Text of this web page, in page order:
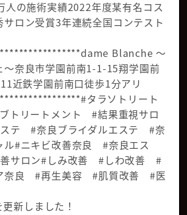
人の施術実績2022年度某有名コス
サロン受賞3年連続全国コンテスト
Blanche 〜
〜奈良市学園前南1-1-15翔学園前
近鉄学園前南口徒歩1分️アリ
タラソトリート
トリートメント #結果重視サロ
テ #奈良ブライダルエステ #奈
ル#ニキビ改善奈良 #奈良エス
サロン#しみ改善 #しわ改善 #
奈良 #再生美容 #肌質改善 #医